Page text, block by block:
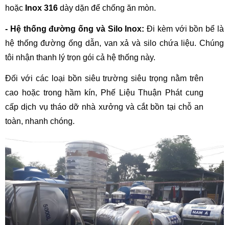
hoặc Inox 316 dày dặn để chống ăn mòn.
- Hệ thống đường ống và Silo Inox: Đi kèm với bồn bể là
hệ thống đường ống dẫn, van xả và silo chứa liệu. Chúng
tôi nhận thanh lý trọn gói cả hệ thống này.
Đối với các loại bồn siêu trường siêu trọng nằm trên
cao hoặc trong hầm kín, Phế Liệu Thuận Phát cung
cấp dịch vụ tháo dỡ nhà xưởng và cắt bồn tại chỗ an
toàn, nhanh chóng.